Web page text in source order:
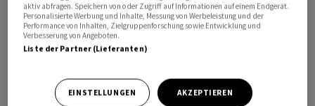
Inflationszahlen. Diese könnten Hinweise darauf liefern,
wie sich die höheren Ölpreise auf die Kaufkraft
auswirken und was sich daraus für die Geldpolitik
den Gesprächen rund um eine Beendigung des Iran-
Kriegs die Anleger vorsichtig agieren.
aktiv abfragen. Speichern von oder Zugriff auf Informationen auf einem Endgerät.
Personalisierte Werbung und Inhalte, Messung von Werbeleistung und der
Performance von Inhalten, Zielgruppenforschung sowie Entwicklung und
Verbesserung von Angeboten.
Liste der Partner (Lieferanten)
EINSTELLUNGEN AKZEPTIEREN